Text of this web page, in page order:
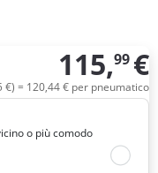
115,99 €
€) = 120,44€ per pneumatico
o più comodo